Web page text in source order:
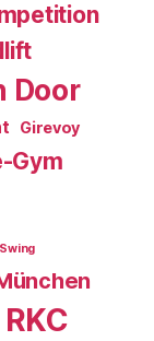
Door
Girevoy
Gym
RKC